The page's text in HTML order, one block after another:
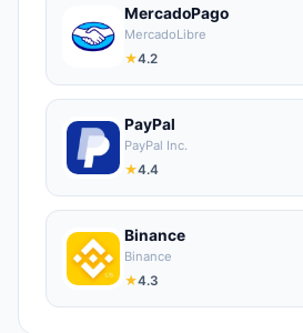
MercadoPago
MercadoLibre
★4.2
PayPal
PayPal Inc.
★4.4
Binance
Binance
★4.3